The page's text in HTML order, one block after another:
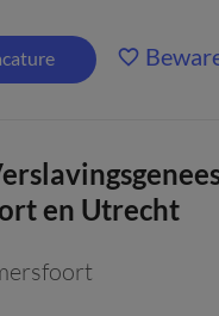
en Utrecht